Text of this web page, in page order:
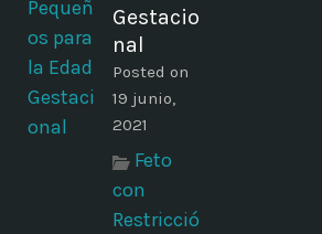
Gestacio
nal
Posted on
19 junio,
2021
Feto
con
Restricció